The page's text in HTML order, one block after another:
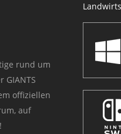
rund um
offiziellen
auf